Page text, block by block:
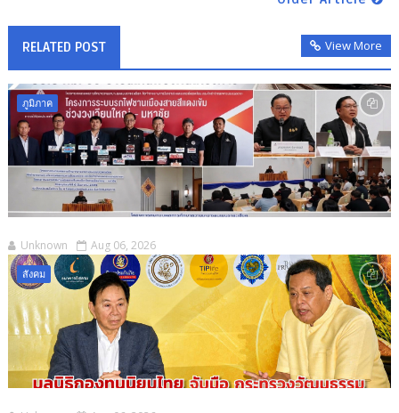
RELATED POST View More
ภูมิภาค
Unknown Aug 06, 2026
สังคม